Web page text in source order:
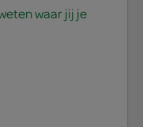
waar jij je